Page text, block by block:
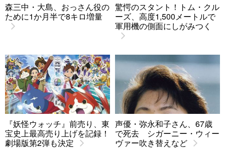
森三中・大島、おっさん役の
ために1か月半で8キロ増量
驚愕のスタント！トム・クル
ーズ、高度1,500メートルで
軍用機の側面にしがみつく
『妖怪ウォッチ』前売り、東
宝史上最高売り上げを記録！
劇場版第2弾も決定
声優・弥永和子さん、67歳
で死去 シガーニー・ウィー
ヴァー吹き替えなど